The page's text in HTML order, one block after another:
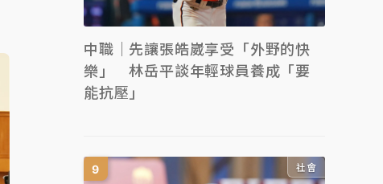
中職｜先讓張皓崴享受「外野的快
樂」 林岳平談年輕球員養成「要
能抗壓」
社會